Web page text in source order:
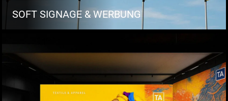
SOFT SIGNAGE & WERBUNG